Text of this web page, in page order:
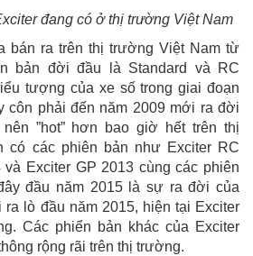
đang có ở thị trường Việt Nam
bán ra trên thị trường Việt Nam từ
bản đời đầu là Standard và RC
tượng của xe số trong giai đoạn
côn phải đến năm 2009 mới ra đời
”hot” hơn bao giờ hết trên thị
có các phiên bản như Exciter RC
và Exciter GP 2013 cùng các phiên
đầu năm 2015 là sự ra đời của
ra lò đầu năm 2015, hiện tại Exciter
Các phiển bản khác của Exciter
rộng rãi trên thị trường.